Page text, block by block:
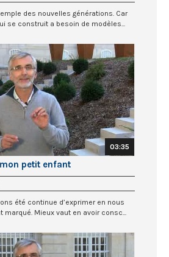
des nouvelles générations. Car
se construit a besoin de modèles...
03:35
petit enfant
été continue d’exprimer en nous
marqué. Mieux vaut en avoir consc...